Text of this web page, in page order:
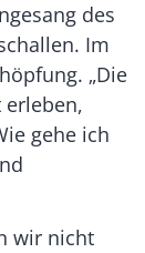
des
Im
„Die
gehe ich
wir nicht